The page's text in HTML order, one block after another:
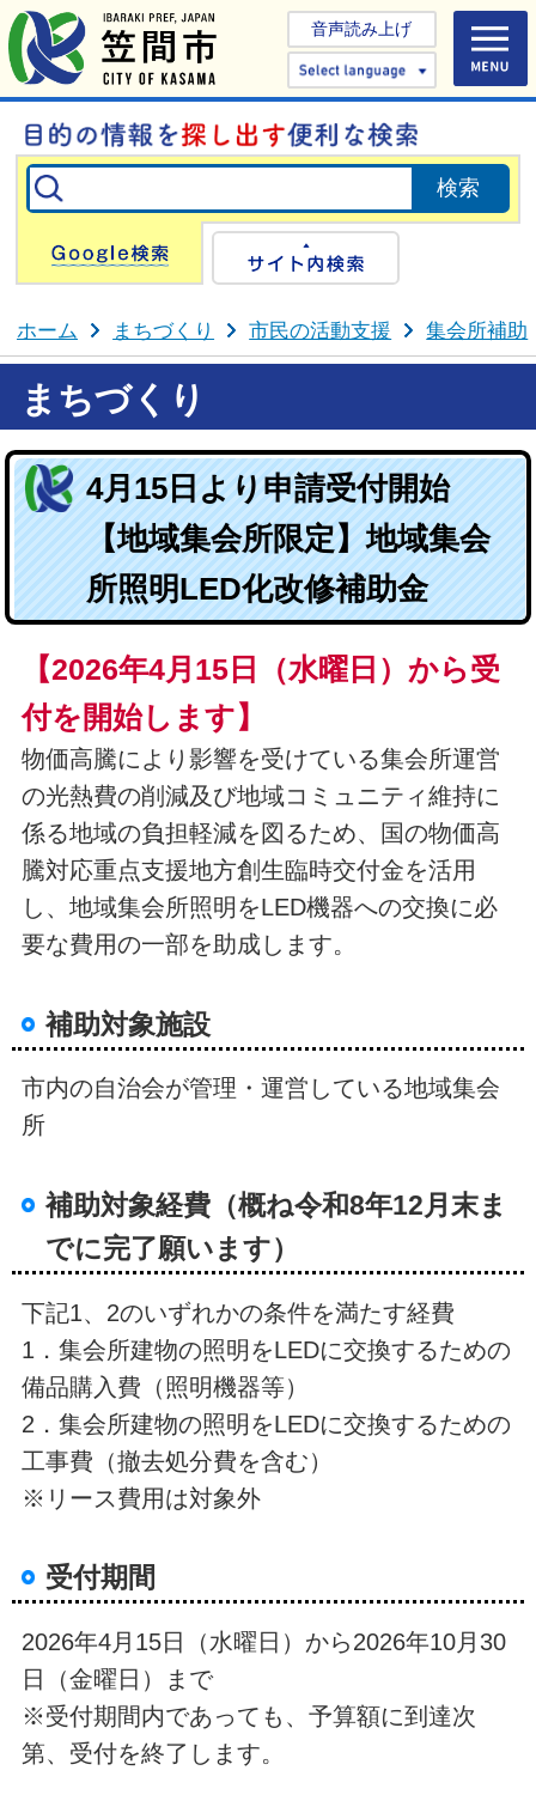
音声読み上げ
Select
Google検索
ホーム まちづくり 市民の活動支援 集会所補助
まちづくり
4月15日より申請受付開始
【地域集会所限定】地域集会
所照明LED化改修補助金
【2026年4月15日（水曜日）から受
付を開始します】
物価高騰により影響を受けている集会所運営
の光熱費の削減及び地域コミュニティ維持に
係る地域の負担軽減を図るため、国の物価高
騰対応重点支援地方創生臨時交付金を活用
し、地域集会所照明をLED機器への交換に必
要な費用の一部を助成します。
補助対象施設
市内の自治会が管理・運営している地域集会
所
補助対象経費（概ね令和8年12月末ま
でに完了願います）
下記1、2のいずれかの条件を満たす経費
1．集会所建物の照明をLEDに交換するための
備品購入費（照明機器等）
2．集会所建物の照明をLEDに交換するための
工事費（撤去処分費を含む）
※リース費用は対象外
受付期間
2026年4月15日（水曜日）から2026年10月30
日（金曜日）まで
※受付期間内であっても、予算額に到達次
第、受付を終了します。